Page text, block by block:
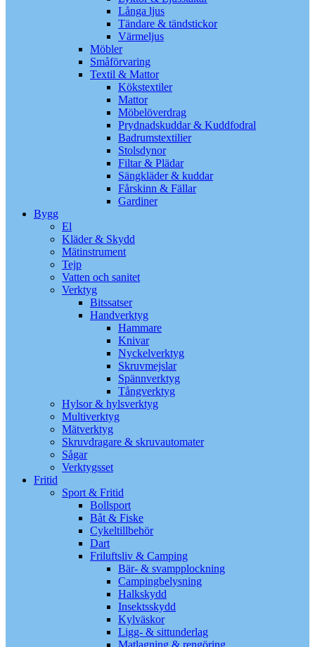
Långa ljus
Tändare & tändstickor
Värmeljus
Möbler
Småförvaring
Textil & Mattor
Kökstextiler
Mattor
Möbelöverdrag
Prydnadskuddar & Kuddfodral
Badrumstextilier
Stolsdynor
Filtar & Plädar
Sängkläder & kuddar
Fårskinn & Fällar
Gardiner
Bygg
El
Kläder & Skydd
Mätinstrument
Tejp
Vatten och sanitet
Verktyg
Bitssatser
Handverktyg
Hammare
Knivar
Nyckelverktyg
Skruvmejslar
Spännverktyg
Tångverktyg
Hylsor & hylsverktyg
Multiverktyg
Mätverktyg
Skruvdragare & skruvautomater
Sågar
Verktygsset
Fritid
Sport & Fritid
Bollsport
Båt & Fiske
Cykeltillbehör
Dart
Friluftsliv & Camping
Bär- & svampplockning
Campingbelysning
Halkskydd
Insektsskydd
Kylväskor
Ligg- & sittunderlag
Matlagning & rengöring